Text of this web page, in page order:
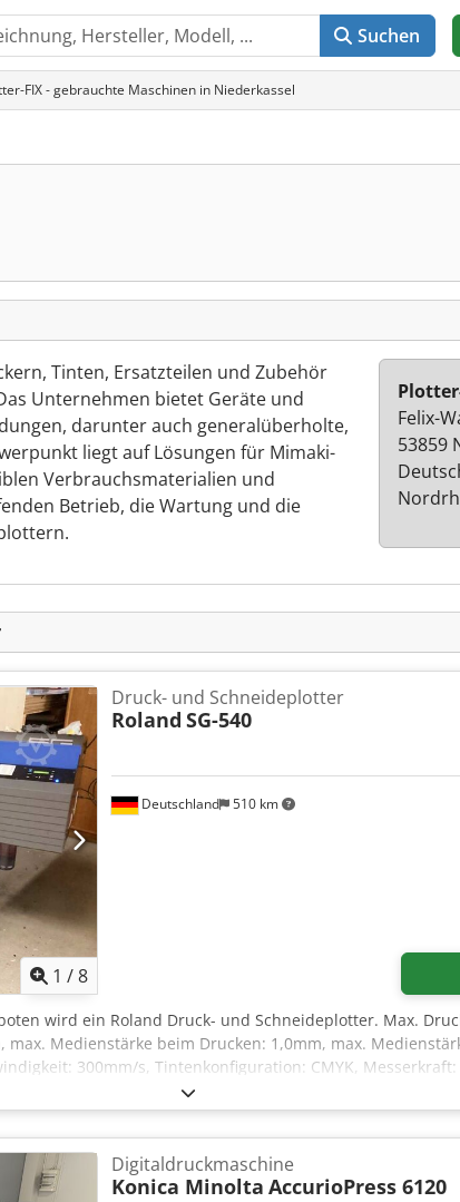
Suchen
FIX - gebrauchte Maschinen in Niederkassel
Tinten, Ersatzteilen und Zubehör
Unternehmen bietet Geräte und
darunter auch generalüberholte,
liegt auf Lösungen für Mimaki-
Verbrauchsmaterialien und
Betrieb, die Wartung und die
Felix-
53859
1 /8
Deutschland 510 km
Druck- und Schneideplotter
Roland SG-540
wird ein Roland Druck- und Schneideplotter. Max.
Medienstärke beim Drucken: 1,0mm, max.
300mm/s, Tintenkonfiguration: CMYK, Messerkraft:
30kg, Kerndurchmesser: 50,8mm/76,2mm,
Besichtigung nach Absprache möglich. Csdpozta Ewefx
Digitaldruckmaschine
Konica Minolta AccurioPress 6120